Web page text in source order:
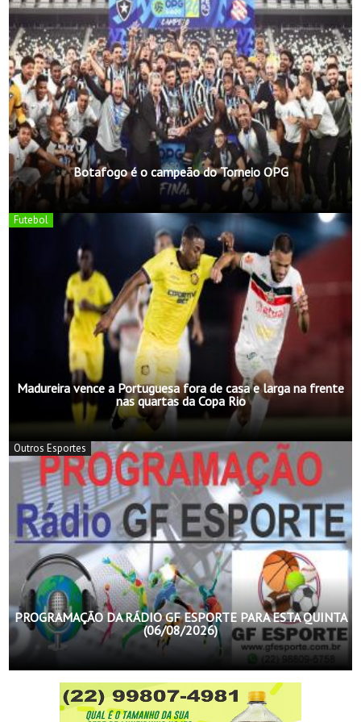
Botafogo é o campeão do Torneio OPG
Futebol
Madureira vence a Portuguesa fora de casa e larga na frente
nas quartas da Copa Rio
Outros Esportes
PROGRAMAÇÃO DA RÁDIO GF ESPORTE PARA ESTA QUINTA
(06/08/2026)